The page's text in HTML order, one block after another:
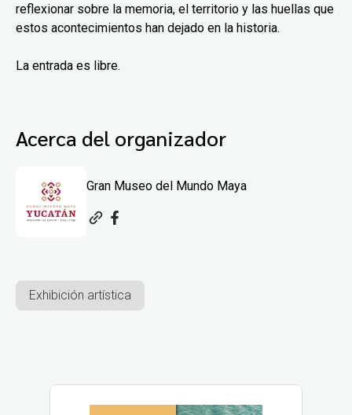
reflexionar sobre la memoria, el territorio y las huellas que
estos acontecimientos han dejado en la historia.
La entrada es libre.
Acerca del organizador
Gran Museo del Mundo Maya
Exhibición artística